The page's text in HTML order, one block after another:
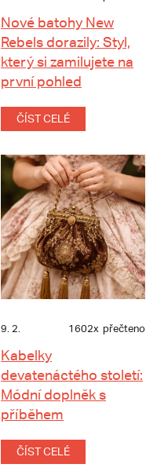
Nové batohy New
Rebels dorazily: Styl,
který si zamilujete na
první pohled
ČÍST CELÉ
9. 2. 1602x přečteno
Kabelky
devatenáctého století:
Módní doplněk s
příběhem
ČÍST CELÉ